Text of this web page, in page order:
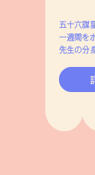
五十六謀
一週間を
先生の分